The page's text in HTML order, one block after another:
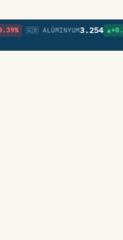
🇬🇧 ALÜMINYUM3.254 ▲+0.67%